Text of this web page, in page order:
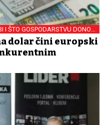
I ŠTO GOSPODARSTVU DONOSI
JAK EURO
dolar čini europski